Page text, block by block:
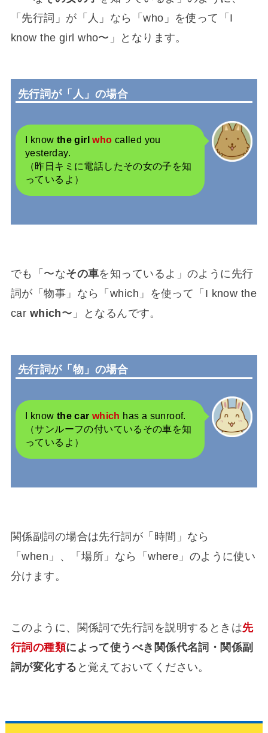
「先行詞」が「人」なら「who」を使って「I
know the girl who〜」となります。
先行詞が「人」の場合
I know the girlwho called you
yesterday.
（昨日キミに電話したその女の子を知
っているよ）
でも「〜なその車を知っているよ」のように先行
詞が「物事」なら「which」を使って「I know the
car which〜」となるんです。
先行詞が「物」の場合
I know the car which has a sunroof.
（サンルーフの付いているその車を知
っているよ）
関係副詞の場合は先行詞が「時間」なら
「when」、「場所」なら「where」のように使い
分けます。
このように、関係詞で先行詞を説明するときは先
行詞の種類によって使うべき関係代名詞・関係副
詞が変化する と覚えておいてください。